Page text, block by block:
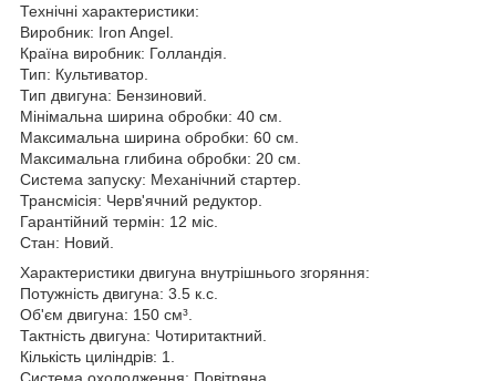
Технічні характеристики:
Виробник: Iron Angel.
Країна виробник: Голландія.
Тип: Культиватор.
Тип двигуна: Бензиновий.
Мінімальна ширина обробки: 40 см.
Максимальна ширина обробки: 60 см.
Максимальна глибина обробки: 20 см.
Система запуску: Механічний стартер.
Трансмісія: Черв'ячний редуктор.
Гарантійний термін: 12 міс.
Стан: Новий.
Характеристики двигуна внутрішнього згоряння:
Потужність двигуна: 3.5 к.с.
Об'єм двигуна: 150 см³.
Тактність двигуна: Чотиритактний.
Кількість циліндрів: 1.
Система охолодження: Повітряна.